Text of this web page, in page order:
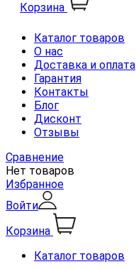
Корзина
Каталог товаров
О нас
Доставка и оплата
Гарантия
Контакты
Блог
Дисконт
Отзывы
Сравнение
Нет товаров
Избранное
Войти
Корзина
Каталог товаров